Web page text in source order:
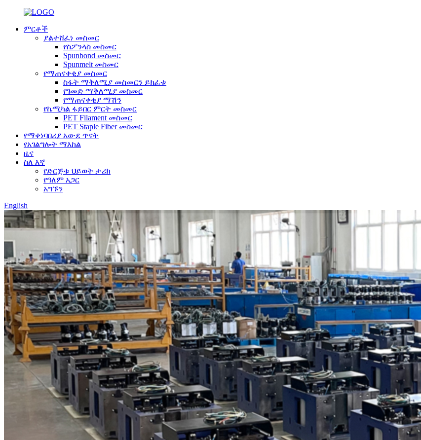
ምርቶች
ያልተሸፈነ መስመር
የስፖንላስ መስመር
Spunbond መስመር
Spunmelt መስመር
የማጠናቀቂያ መስመር
ስፋት ማቅለሚያ መስመርን ይክፈቱ
የገመድ ማቅለሚያ መስመር
የማጠናቀቂያ ማሽን
የኬሚካል ፋይበር ምርት መስመር
PET Filament መስመር
PET Staple Fiber መስመር
የማቀነባበሪያ አውደ ጥናት
የአገልግሎት ማእከል
ዜና
ስለ እኛ
የድርጅቱ ህይወት ታሪክ
የዓለም አጋር
አግኙን
English